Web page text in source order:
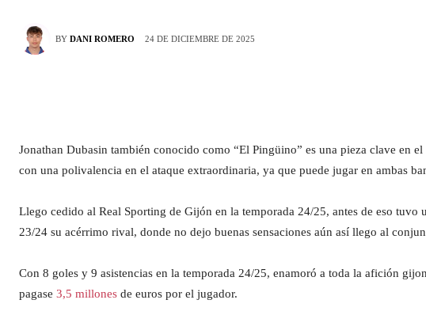
BY DANI ROMERO 24 DE DICIEMBRE DE 2025
Jonathan Dubasin también conocido como “El Pingüino” es una pieza clave en
con una polivalencia en el ataque extraordinaria, ya que puede jugar en ambas
Llego cedido al Real Sporting de Gijón en la temporada 24/25, antes de eso tuvo
23/24 su acérrimo rival, donde no dejo buenas sensaciones aún así llego al
Con 8 goles y 9 asistencias en la temporada 24/25, enamoró a toda la afición
pagase 3,5 millones de euros por el jugador.